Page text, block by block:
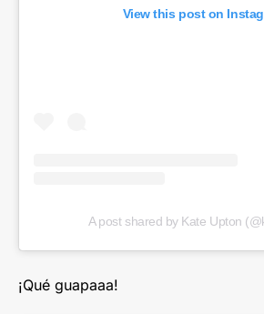
View this post on
A post shared by Kate Upton
¡Qué guapaaa!